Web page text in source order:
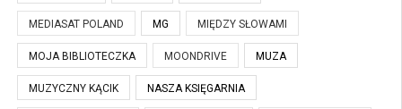
MEDIASAT POLAND MG MIĘDZY SŁOWAMI
MOJA BIBLIOTECZKA MOONDRIVE MUZA
MUZYCZNY KĄCIK NASZA KSIĘGARNIA